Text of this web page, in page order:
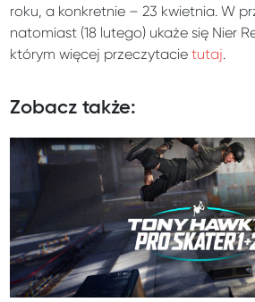
roku, a konkretnie – 23 kwietnia. W
natomiast (18 lutego) ukaże się Nier
którym więcej przeczytacietutaj.
Zobacz także: